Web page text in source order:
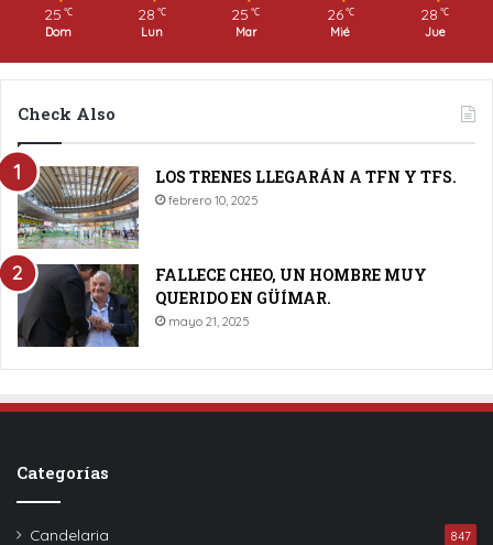
25 ℃
Dom
28 ℃
Lun
25 ℃
Mar
26 ℃
Mié
28 ℃
Jue
Check Also
LOS TRENES LLEGARÁN A TFN Y TFS.
febrero 10, 2025
FALLECE CHEO, UN HOMBRE MUY
QUERIDO EN GÜÍMAR.
mayo 21, 2025
Categorías
Candelaria 847